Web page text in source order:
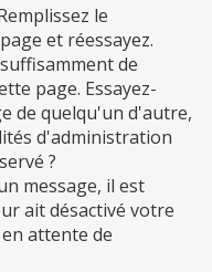
le
et réessayez.
de
page. Essayez-
de quelqu'un d'autre,
d'administration
?
message, il est
ait désactivé votre
attente de